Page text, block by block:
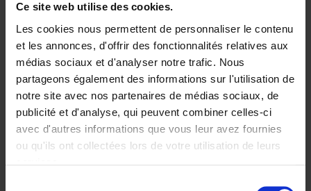
Ce site web utilise des cookies.
Les cookies nous permettent de personnaliser le contenu
et les annonces, d'offrir des fonctionnalités relatives aux
médias sociaux et d'analyser notre trafic. Nous
partageons également des informations sur l'utilisation de
notre site avec nos partenaires de médias sociaux, de
publicité et d'analyse, qui peuvent combiner celles-ci
avec d'autres informations que vous leur avez fournies
ou qu'ils ont collectées lors de votre utilisation de leurs
Optichannel Retail. Beyond
the Digital Hysteria
Gino Van Ossel
Autre finition
2019 350
€29,99